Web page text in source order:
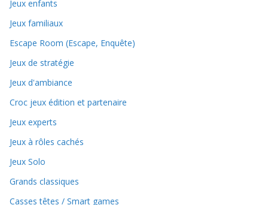
Jeux enfants
Jeux familiaux
Escape Room (Escape, Enquête)
Jeux de stratégie
Jeux d'ambiance
Croc jeux édition et partenaire
Jeux experts
Jeux à rôles cachés
Jeux Solo
Grands classiques
Casses têtes / Smart games